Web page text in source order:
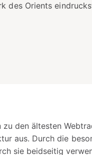
des Orients
zu den ältesten
aus. Durch die
sie beidseitig